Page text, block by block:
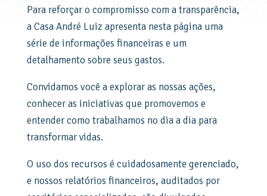
Para reforçar o compromisso com a transparência,
a Casa André Luiz apresenta nesta página uma
série de informações financeiras e um
detalhamento sobre seus gastos.
Convidamos você a explorar as nossas ações,
conhecer as iniciativas que promovemos e
entender como trabalhamos no dia a dia para
transformar vidas.
O uso dos recursos é cuidadosamente gerenciado,
e nossos relatórios financeiros, auditados por